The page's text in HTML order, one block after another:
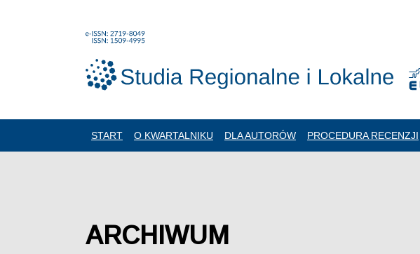
START O KWARTALNIKU DLA AUTORÓW PROCEDURA RECENZJI
ARCHIWUM